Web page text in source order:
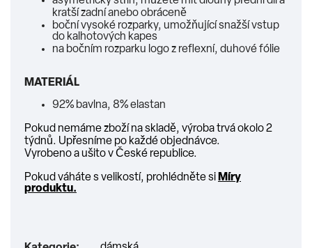
kratší zadní anebo obráceně
boční vysoké rozparky, umožňující snažší vstup
do kalhotových kapes
na bočním rozparku logo z reflexní, duhové fólie
MATERIÁL
92% bavlna, 8% elastan
Pokud nemáme zboží na skladě, výroba trvá okolo 2
týdnů. Upřesníme po každé objednávce.
Vyrobeno a ušito v České republice.
Pokud váháte s velikostí, prohlédněte si Míry
produktu.